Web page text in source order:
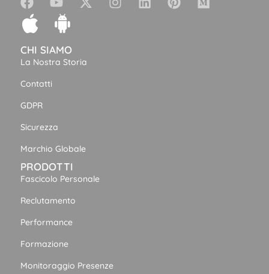
CHI SIAMO
La Nostra Storia
Contatti
GDPR
Sicurezza
Marchio Globale
PRODOTTI
Fascicolo Personale
Reclutamento
Performance
Formazione
Monitoraggio Presenze